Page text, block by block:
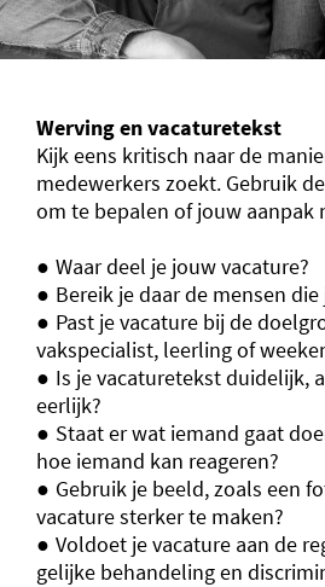
Werving en vacaturetekst
Kijk eens kritisch naar de
medewerkers zoekt. Gebruik
om te bepalen of jouw aanpak
Waar deel je jouw vacature?
Bereik je daar de mensen die
Past je vacature bij de
vakspecialist, leerling of
Is je vacaturetekst duidelijk,
eerlijk?
Staat er wat iemand gaat
hoe iemand kan reageren?
Gebruik je beeld, zoals een
vacature sterker te maken?
Voldoet je vacature aan de
gelijke behandeling en